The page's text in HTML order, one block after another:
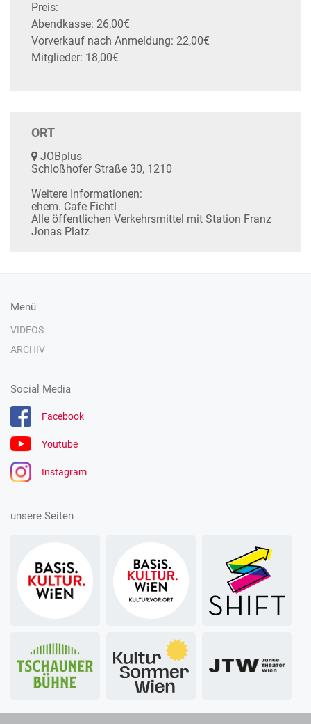
Preis:
Abendkasse: 26,00€
Vorverkauf nach Anmeldung: 22,00€
Mitglieder: 18,00€
ORT
JOBplus
Schloßhofer Straße 30, 1210
Weitere Informationen:
ehem. Cafe Fichtl
Alle öffentlichen Verkehrsmittel mit Station Franz
Jonas Platz
Menü
VIDEOS
ARCHIV
Social Media
Facebook
Youtube
Instagram
unsere Seiten